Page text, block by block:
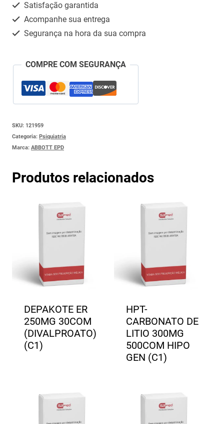
quantidade
Satisfação garantida
Acompanhe sua entrega
Segurança na hora da sua compra
COMPRE COM SEGURANÇA
SKU: 121959
Categoria: Psiquiatria
Marca: ABBOTT EPD
Produtos relacionados
DEPAKOTE ER
250MG 30COM
(DIVALPROATO)
(C1)
HPT-
CARBONATO DE
LITIO 300MG
500COM HIPO
GEN (C1)